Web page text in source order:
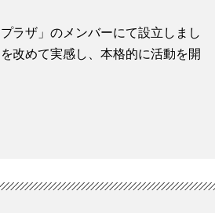
ラザ」のメンバーにて設立しまし
改めて実感し、本格的に活動を開